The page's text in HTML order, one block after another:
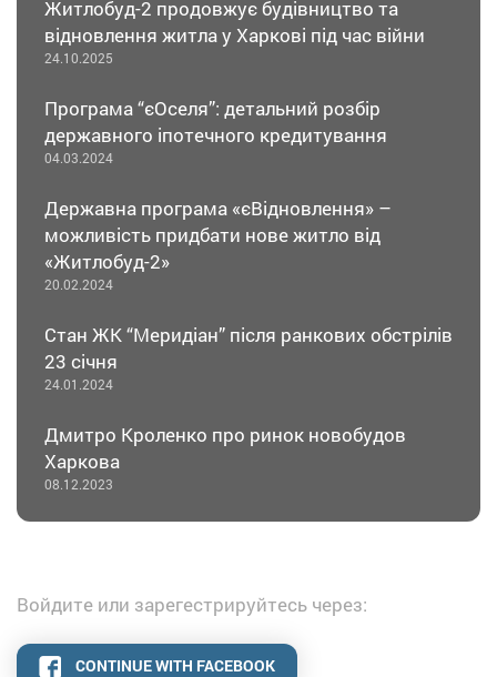
Житлобуд-2 продовжує будівництво та
відновлення житла у Харкові під час війни
24.10.2025
Програма “єОселя”: детальний розбір
державного іпотечного кредитування
04.03.2024
Державна програма «єВідновлення» –
можливість придбати нове житло від
«Житлобуд-2»
20.02.2024
Стан ЖК “Меридіан” після ранкових обстрілів
23 січня
24.01.2024
Дмитро Кроленко про ринок новобудов
Харкова
08.12.2023
Войдите или зарегестрируйтесь через:
CONTINUE WITH FACEBOOK